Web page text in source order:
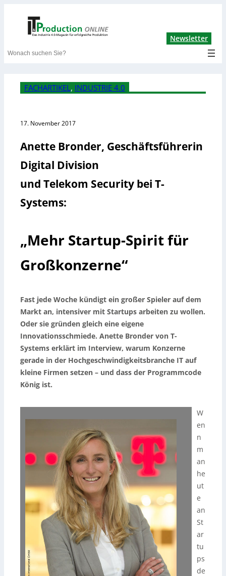
Newsletter
Search
FACHARTIKEL , INDUSTRIE 4.0
17. November 2017
Anette Bronder, Geschäftsführerin
Digital Division
und Telekom Security bei T-
Systems:
„Mehr Startup-Spirit für
Großkonzerne“
Fast jede Woche kündigt ein großer Spieler auf dem
Markt an, intensiver mit Startups arbeiten zu wollen.
Oder sie gründen gleich eine eigene
Innovationsschmiede. Anette Bronder von T-
Systems erklärt im Interview, warum Konzerne
gerade in der Hochgeschwindigkeitsbranche IT auf
kleine Firmen setzen – und dass der Programmcode
König ist.
W
en
n
m
an
he
ut
e
an
St
ar
tu
ps
de